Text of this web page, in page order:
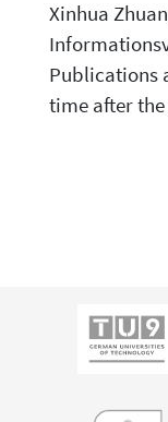
Xinhua
Publications
time after